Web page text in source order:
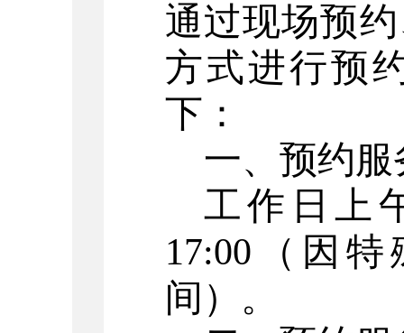
通过现场预
方式进行预
下：
一、 预约服
工作日上
17:00 （因
间） 。